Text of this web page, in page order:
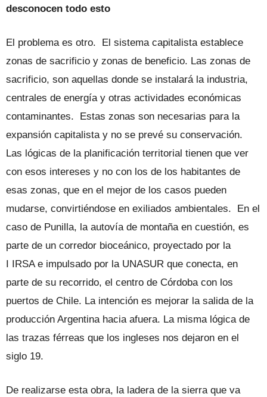
desconocen todo esto
El problema es otro. El sistema capitalista establece
zonas de sacrificio y zonas de beneficio. Las zonas de
sacrificio, son aquellas donde se instalará la industria,
centrales de energía y otras actividades económicas
contaminantes. Estas zonas son necesarias para la
expansión capitalista y no se prevé su conservación.
Las lógicas de la planificación territorial tienen que ver
con esos intereses y no con los de los habitantes de
esas zonas, que en el mejor de los casos pueden
mudarse, convirtiéndose en exiliados ambientales. En el
caso de Punilla, la autovía de montaña en cuestión, es
parte de un corredor bioceánico, proyectado por la
I IRSA e impulsado por la UNASUR que conecta, en
parte de su recorrido, el centro de Córdoba con los
puertos de Chile. La intención es mejorar la salida de la
producción Argentina hacia afuera. La misma lógica de
las trazas férreas que los ingleses nos dejaron en el
siglo 19.
De realizarse esta obra, la ladera de la sierra que va